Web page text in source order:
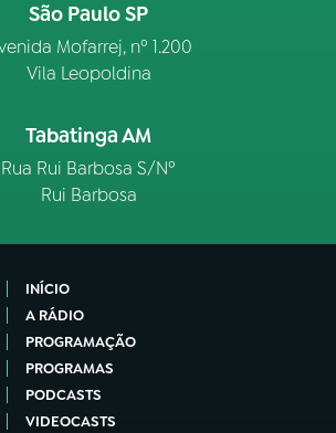
São Paulo SP
Mofarrej, nº 1.200
Vila Leopoldina
Tabatinga AM
Rua Rui Barbosa S/Nº
Rui Barbosa
INÍCIO
A RÁDIO
PROGRAMAÇÃO
PROGRAMAS
PODCASTS
VIDEOCASTS